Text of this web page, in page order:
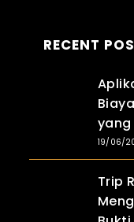
RECENT
yang
19/06/
Trip